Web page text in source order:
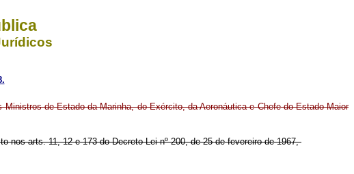
Ministros de Estado da Marinha, do Exército, da Aeronáutica e Chefe do Estado-Maior
arts. 11, 12 e 173 do Decreto-Lei nº 200, de 25 de fevereiro de 1967,